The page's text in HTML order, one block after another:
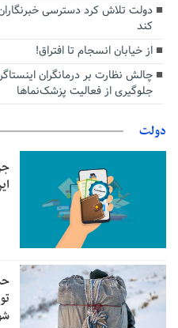
دولت تلاش کرد دسترسی خبرنگاران
کند
از خیابان انسجام تا افتراق!
چالش نظارت بر درمانگران
جلوگیری از فعالیت پزشک‌نماها
دولت